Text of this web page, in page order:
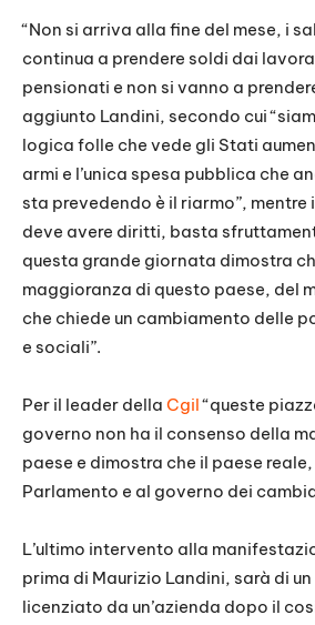
“Non si arriva alla fine del mese, i
continua a prendere soldi dai
pensionati e non si vanno a
aggiunto Landini, secondo cui
logica folle che vede gli Stati
armi e l’unica spesa pubblica che
sta prevedendo è il riarmo”, mentre
deve avere diritti, basta
questa grande giornata dimostra
maggioranza di questo paese, del
che chiede un cambiamento delle
e sociali”.
Per il leader della Cgil“queste
governo non ha il consenso della
paese e dimostra che il paese
Parlamento e al governo dei
L’ultimo intervento alla
prima di Maurizio Landini, sarà di
licenziato da un’azienda dopo il